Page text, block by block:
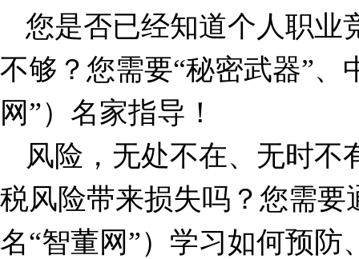
您是否已经知道个人职业
不够？您需要“秘密武器”、
网”）名家指导！
风险，无处不在、无时不
税风险带来损失吗？您需
名“智董网”）学习如何预